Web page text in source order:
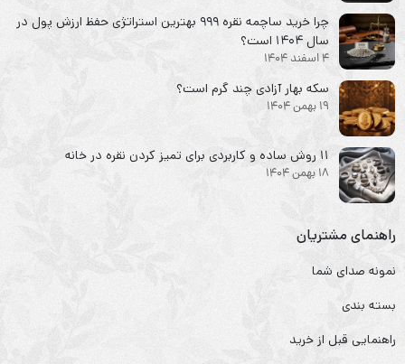
چرا خرید ساچمه نقره ۹۹۹ بهترین استراتژی حفظ ارزش پول در
سال ۱۴۰۴ است؟
4 اسفند 1404
سکه‌ بهار آزادی چند گرم است؟
19 بهمن 1404
۱۱ روش ساده و کاربردی برای تمیز کردن نقره در خانه
18 بهمن 1404
راهنمای مشتریان
نمونه صدای شما
بسته بندی
راهنمایی قبل از خرید